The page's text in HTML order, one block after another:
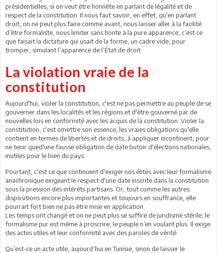
présidentielles, si on veut être honnête en parlant de légalité et de
respect de la constitution. Il nous faut savoir, en effet, qu'en parlant
droit, on ne peut plus faire comme avant, nous laisser aller à la facilité
d’être formaliste, nous limiter sans honte à la pure apparence; c’est ce
que faisait la dictature qui usait de la forme, un cadre vide, pour
tromper, simulant l’apparence de l’État de droit.
La violation vraie de la
constitution
Aujourd'hui, violer la constitution, c'est ne pas permettre au peuple de se
gouverner dans les localités et les régions et d'être gouverné par de
nouvelles lois en conformité avec les acquis de la constitution. Violer la
constitution, c'est omettre son essence, les vraies obligations qu'elle
contient en termes de libertés et de droits, à appliquer incontinent, pour
ne tenir qued'une fausse obligation de date butoir d'élections nationales,
inutiles pour le bien du pays.
Pourtant, c'est ce que continuent d'exiger nos élites avec leur formalisme
anachronique exigeant le respect d'une date inscrite dans la constitution
sous la pression des intérêts partisans. Or, tout comme les autres
dispositions encore plus importantes et toujours en souffrance, elle
pourrait fort bien ne pas être mise en application.
Les temps ont changé et on ne peut plus se suffire de juridisme stérile; le
formalisme pur est même à proscrire, le peuple n’en voulant plus. Il exige
des actes utiles et leur conformité avec des paroles de vérité.
Qu’est-ce un acte utile, aujourd’hui en Tunisie, sinon de laisser le